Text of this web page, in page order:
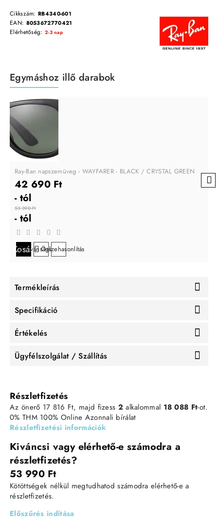
Cikkszám: RB4340-601
EAN: 8053672770421
Elérhetőség: 2-3 nap
Egymáshoz illő darabok
Ray-Ban napszemüveg - WAYFARER - BLACK / CRYSTAL GREEN
42 690 Ft
- tól
53 390 Ft
- tól
Kosárba
Kívánságlistára
Összehasonlítás
Termékleírás
Specifikáció
Értékelés
Ügyfélszolgálat / Szállítás
Részletfizetés
Az önerő 17 816 Ft, majd fizess 2alkalommal 18 088 Ft-ot.
0% THM 100% Online Azonnali bírálat
Részletfizetési információk
Kiváncsi vagy elérhető-e számodra a
részletfizetés?
53 990 Ft
Kötöttségek nélkül megtudhatod számodra elérhető-e a
részletfizetés.
Előszűrés indítása